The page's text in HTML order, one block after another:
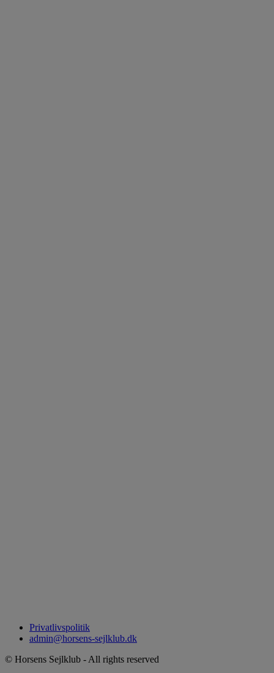
Privatlivspolitik
admin@horsens-sejlklub.dk
© Horsens Sejlklub - All rights reserved